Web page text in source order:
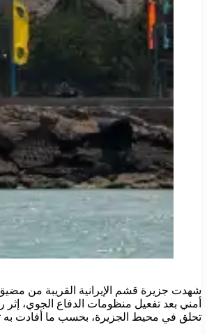
شهدت جزيرة قشم الإيرانية القريبة من
أمني بعد تفعيل منظومات الدفاع الجوي،
تحلق في محيط الجزيرة، بحسب ما أفادت به